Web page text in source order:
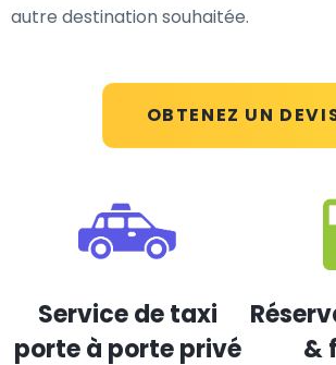
OBTENEZ UN
autre destination souhaitée.
Service de taxi
porte à porte privé
&